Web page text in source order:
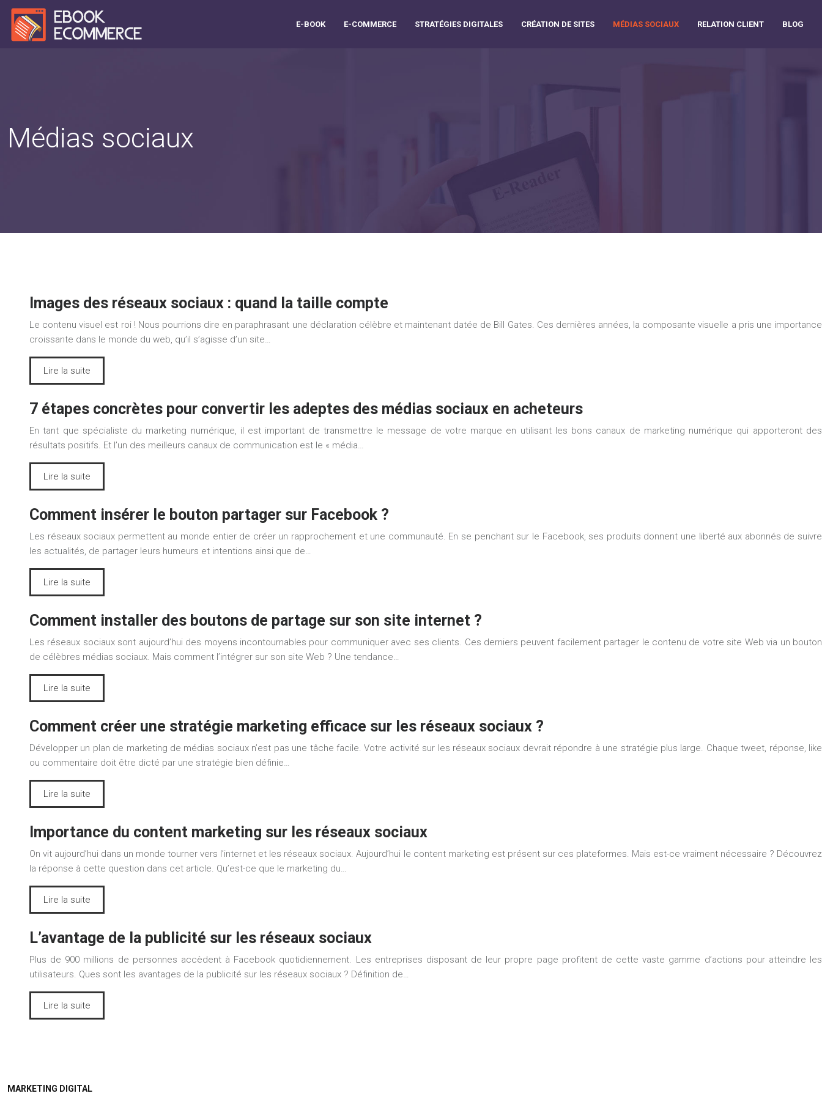
E-BOOK E-COMMERCE STRATÉGIES DIGITALES CRÉATION DE SITES MÉDIAS SOCIAUX RELATION CLIENT BLOG
Médias sociaux
Images des réseaux sociaux : quand la taille compte
Le contenu visuel est roi ! Nous pourrions dire en paraphrasant une déclaration célèbre et maintenant datée de Bill Gates. Ces dernières années, la composante visuelle a pris une importance
croissante dans le monde du web, qu’il s’agisse d’un site…
Lire la suite
7 étapes concrètes pour convertir les adeptes des médias sociaux en acheteurs
En tant que spécialiste du marketing numérique, il est important de transmettre le message de votre marque en utilisant les bons canaux de marketing numérique qui apporteront des
résultats positifs. Et l’un des meilleurs canaux de communication est le « média…
Lire la suite
Comment insérer le bouton partager sur Facebook ?
Les réseaux sociaux permettent au monde entier de créer un rapprochement et une communauté. En se penchant sur le Facebook, ses produits donnent une liberté aux abonnés de suivre
les actualités, de partager leurs humeurs et intentions ainsi que de…
Lire la suite
Comment installer des boutons de partage sur son site internet ?
Les réseaux sociaux sont aujourd’hui des moyens incontournables pour communiquer avec ses clients. Ces derniers peuvent facilement partager le contenu de votre site Web via un bouton
de célèbres médias sociaux. Mais comment l’intégrer sur son site Web ? Une tendance…
Lire la suite
Comment créer une stratégie marketing efficace sur les réseaux sociaux ?
Développer un plan de marketing de médias sociaux n’est pas une tâche facile. Votre activité sur les réseaux sociaux devrait répondre à une stratégie plus large. Chaque tweet, réponse, like
ou commentaire doit être dicté par une stratégie bien définie…
Lire la suite
Importance du content marketing sur les réseaux sociaux
On vit aujourd’hui dans un monde tourner vers l’internet et les réseaux sociaux. Aujourd’hui le content marketing est présent sur ces plateformes. Mais est-ce vraiment nécessaire ? Découvrez
la réponse à cette question dans cet article. Qu’est-ce que le marketing du…
Lire la suite
L’avantage de la publicité sur les réseaux sociaux
Plus de 900 millions de personnes accèdent à Facebook quotidiennement. Les entreprises disposant de leur propre page profitent de cette vaste gamme d’actions pour atteindre les
utilisateurs. Ques sont les avantages de la publicité sur les réseaux sociaux ? Définition de…
Lire la suite
MARKETING DIGITAL